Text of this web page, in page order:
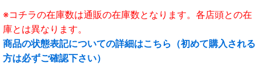
※コチラの在庫数は通販の在庫数となります。各店頭との在
庫とは異なります。
商品の状態表記についての詳細はこちら（初めて購入される
方は必ずご確認下さい）